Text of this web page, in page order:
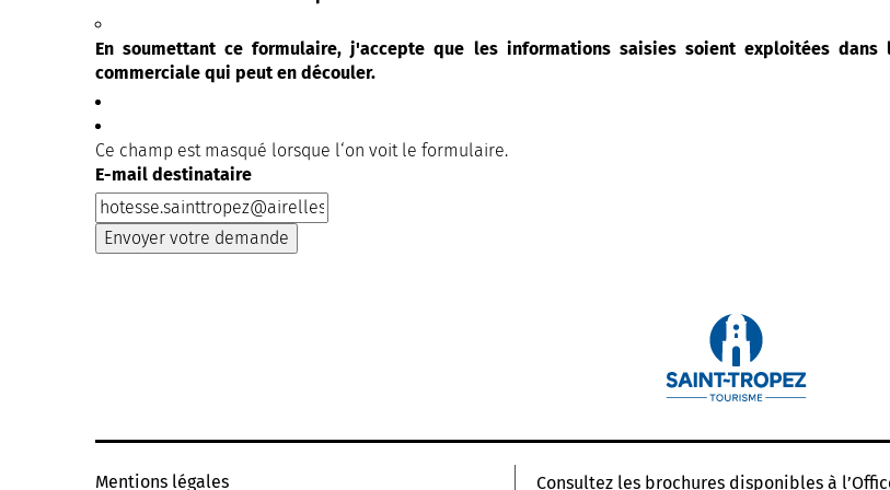
En soumettant ce formulaire, j'accepte que les informations saisies soient exploitées
commerciale qui peut en découler.
Ce champ est masqué lorsque l‘on voit le formulaire.
E-mail destinataire
Mentions légales Consultez les brochures disponibles à